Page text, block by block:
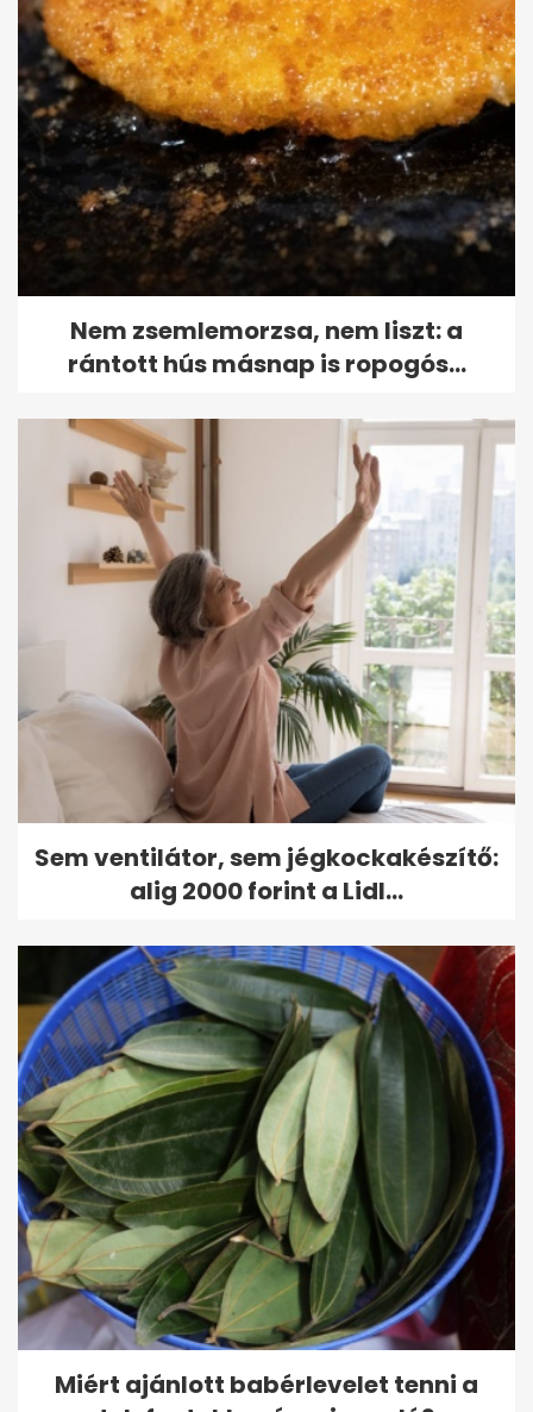
Nem zsemlemorzsa, nem liszt: a
rántott hús másnap is ropogós...
Sem ventilátor, sem jégkockakészítő:
alig 2000 forint a Lidl...
Miért ajánlott babérlevelet tenni a